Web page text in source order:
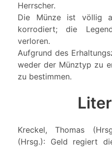
Herrscher.
Die Münze ist völlig
korrodiert; die
verloren.
Aufgrund des
weder der Münztyp zu
zu bestimmen.
Kreckel, Thomas
(Hrsg.): Geld regiert